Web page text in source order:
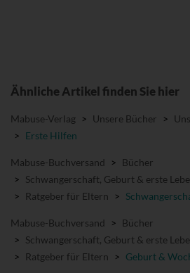
Ähnliche Artikel finden Sie hier
Mabuse-Verlag > Unsere Bücher >
> Erste Hilfen
Mabuse-Buchversand > Bücher
> Schwangerschaft, Geburt & erste
>
Ratgeber für Eltern >
Mabuse-Buchversand > Bücher
> Schwangerschaft, Geburt & erste
>
Ratgeber für Eltern > Geburt &